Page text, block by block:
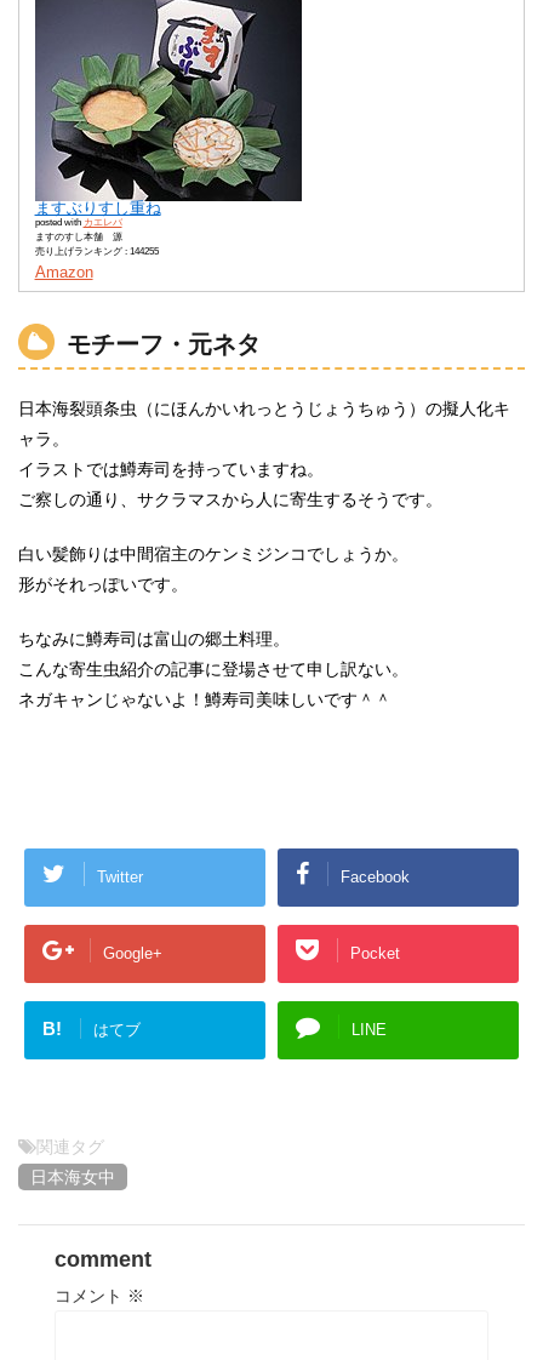
ますぶりすし重ね
posted with カエレバ
ますのすし本舗 源
売り上げランキング : 144255
Amazon
モチーフ・元ネタ
日本海裂頭条虫（にほんかいれっとうじょうちゅう）の擬人化キ
ャラ。
イラストでは鱒寿司を持っていますね。
ご察しの通り、サクラマスから人に寄生するそうです。
白い髪飾りは中間宿主のケンミジンコでしょうか。
形がそれっぽいです。
ちなみに鱒寿司は富山の郷土料理。
こんな寄生虫紹介の記事に登場させて申し訳ない。
ネガキャンじゃないよ！鱒寿司美味しいです＾＾
Twitter Facebook
Google+ Pocket
B! はてブ LINE
関連タグ
日本海女中
comment
コメント ※